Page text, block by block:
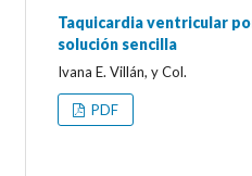
Taquicardia ventricular
solución sencilla
Ivana E. Villán, y Col.
PDF